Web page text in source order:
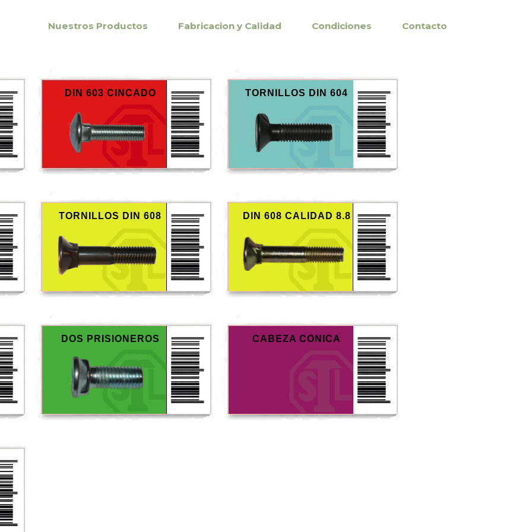
Nuestros Productos Fabricacion y Calidad Condiciones Contacto